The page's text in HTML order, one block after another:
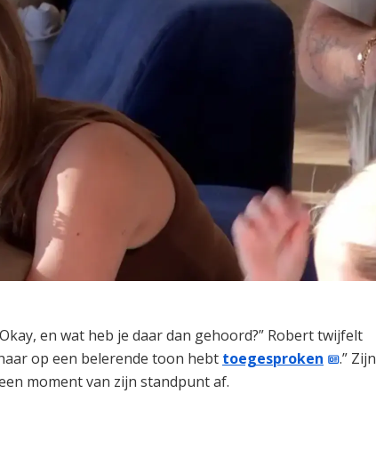
en wat heb je daar dan gehoord?” Robert twijfelt
op een belerende toon hebt toegesproken
.” Zijn
moment van zijn standpunt af.